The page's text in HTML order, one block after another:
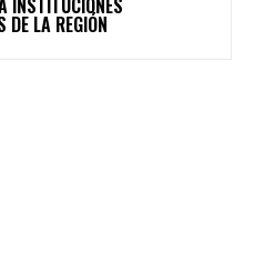
INSTITUCIONES
DE LA REGIÓN